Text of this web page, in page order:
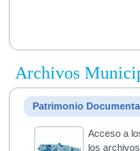
Archivos
Patrimonio
Acceso a
los